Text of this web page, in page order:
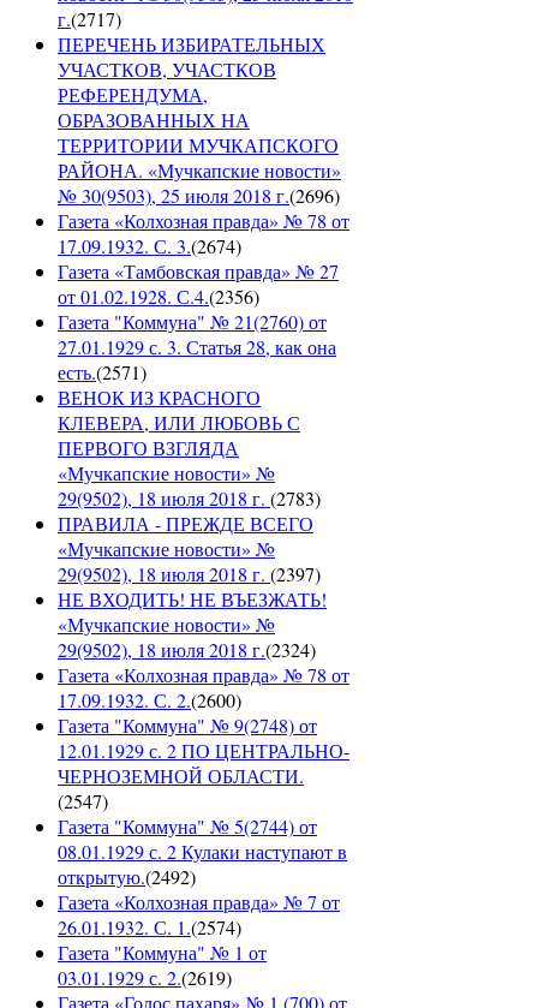
г.(2717)
ПЕРЕЧЕНЬ ИЗБИРАТЕЛЬНЫХ
УЧАСТКОВ, УЧАСТКОВ
РЕФЕРЕНДУМА,
ОБРАЗОВАННЫХ НА
ТЕРРИТОРИИ МУЧКАПСКОГО
РАЙОНА. «Мучкапские новости»
№ 30(9503), 25 июля 2018 г.(2696)
Газета «Колхозная правда» № 78 от
17.09.1932. С. 3.(2674)
Газета «Тамбовская правда» № 27
от 01.02.1928. С.4.(2356)
Газета "Коммуна" № 21(2760) от
27.01.1929 с. 3. Статья 28, как она
есть.(2571)
ВЕНОК ИЗ КРАСНОГО
КЛЕВЕРА, ИЛИ ЛЮБОВЬ С
ПЕРВОГО ВЗГЛЯДА
«Мучкапские новости» №
29(9502), 18 июля 2018 г. (2783)
ПРАВИЛА - ПРЕЖДЕ ВСЕГО
«Мучкапские новости» №
29(9502), 18 июля 2018 г. (2397)
НЕ ВХОДИТЬ! НЕ ВЪЕЗЖАТЬ!
«Мучкапские новости» №
29(9502), 18 июля 2018 г.(2324)
Газета «Колхозная правда» № 78 от
17.09.1932. С. 2.(2600)
Газета "Коммуна" № 9(2748) от
12.01.1929 с. 2 ПО ЦЕНТРАЛЬНО-
ЧЕРНОЗЕМНОЙ ОБЛАСТИ.
(2547)
Газета "Коммуна" № 5(2744) от
08.01.1929 с. 2 Кулаки наступают в
открытую.(2492)
Газета «Колхозная правда» № 7 от
26.01.1932. С. 1.(2574)
Газета "Коммуна" № 1 от
03.01.1929 с. 2.(2619)